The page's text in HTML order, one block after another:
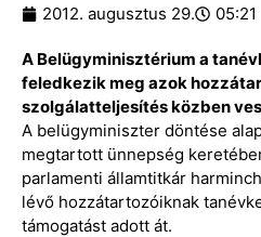
2012. augusztus 29. 05:21
A Belügyminisztérium a
feledkezik meg azok
szolgálatteljesítés közben
A belügyminiszter döntése
megtartott ünnepség
parlamenti államtitkár
lévő hozzátartozóiknak
támogatást adott át.